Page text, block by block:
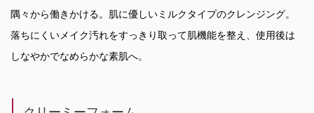
隅々から働きかける。肌に優しいミルクタイプのクレンジング。
落ちにくいメイク汚れをすっきり取って肌機能を整え、使用後は
しなやかでなめらかな素肌へ。